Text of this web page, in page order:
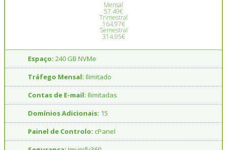
Mensal
57.49€
Trimestral
164.97€
Semestral
314.95€
Espaço: 240 GB NVMe
Tráfego Mensal: Ilimitado
Contas de E-mail: Ilimitadas
Domínios Adicionais: 15
Painel de Controlo: cPanel